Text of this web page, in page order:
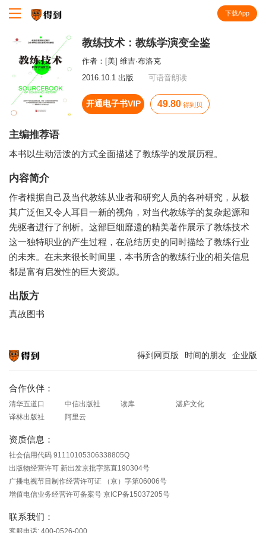
下载App
教练技术：教练学演变全鉴
作者： [美] 维吉·布洛克
2016.10.1 出版
可语音朗读
开通电子书VIP 49.80 得到贝
主编推荐语
本书以生动活泼的方式全面描述了教练学的发展历程。
内容简介
作者根据自己及当代教练从业者和研究人员的各种研究，从极
其广泛但又令人耳目一新的视角，对当代教练学的复杂起源和
先驱者进行了剖析。这部巨细靡遗的精美著作展示了教练技术
这一独特职业的产生过程，在总结历史的同时描绘了教练行业
的未来。在未来很长时间里，本书所含的教练行业的相关信息
都是富有启发性的巨大资源。
出版方
真故图书
得到网页版 时间的朋友 企业版
合作伙伴：
清华五道口 中信出版社 读库
湛庐文化
译林出版社
阿里云
资质信息：
社会信用代码 91110105306338805Q
出版物经营许可 新出发京批字第直190304号
广播电视节目制作经营许可证 （京）字第06006号
增值电信业务经营许可备案号 京ICP备15037205号
联系我们：
客服电话: 400-0526-000